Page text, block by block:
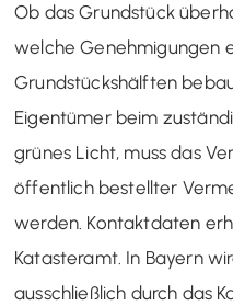
Ob das Grundstück
welche Genehmigungen
Grundstückshälften
Eigentümer beim
grünes Licht, muss das
öffentlich bestellter
werden. Kontaktdaten
Katasteramt. In Bayern
ausschließlich durch das